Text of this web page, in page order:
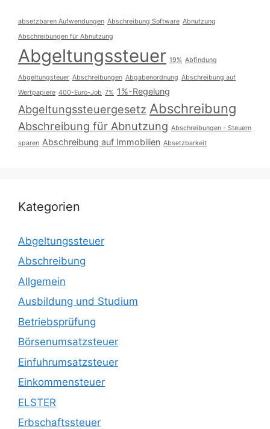
absetzbaren Aufwendungen Abschreibung Software Abnutzung
Abschreibungen für Abnutzung
Abgeltungssteuer 19% Abfindung
Abgeltungsteuer Abschreibungen Abgabenordnung Abschreibung auf
Wertpapiere 400-Euro-Job 7% 1%-Regelung
Abgeltungssteuergesetz Abschreibung
Abschreibung für Abnutzung Abschreibungen - Steuern
sparen Abschreibung auf Immobilien Absetzbarkeit
Kategorien
Abgeltungssteuer
Abschreibung
Allgemein
Ausbildung und Studium
Betriebsprüfung
Börsenumsatzsteuer
Einfuhrumsatzsteuer
Einkommensteuer
ELSTER
Erbschaftssteuer